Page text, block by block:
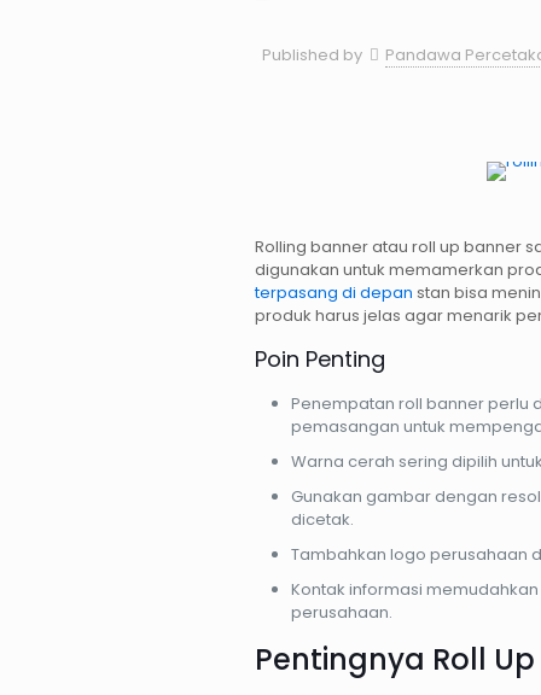
Published by Pandawa
Rolling banner atau roll up banner
digunakan untuk memamerkan
terpasang di depan stan bisa
produk harus jelas agar menarik
Poin Penting
Penempatan roll banner perlu
pemasangan untuk
Warna cerah sering dipilih
Gunakan gambar dengan
dicetak.
Tambahkan logo perusahaan
Kontak informasi
perusahaan.
Pentingnya Roll